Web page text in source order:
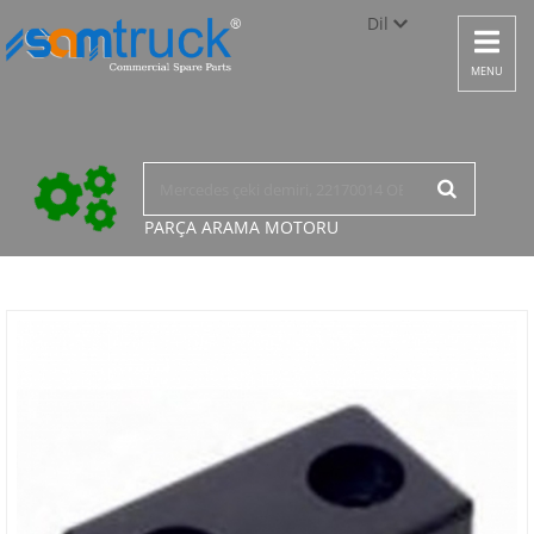
Dil
Türkçe
English
Toggle
MENU
PARÇA ARAMA MOTORU